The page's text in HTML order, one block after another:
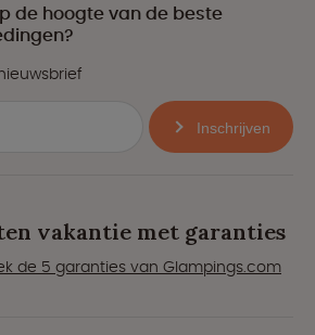
de hoogte van de beste
Inschrijven
vakantie met garanties
de 5 garanties van Glampings.com